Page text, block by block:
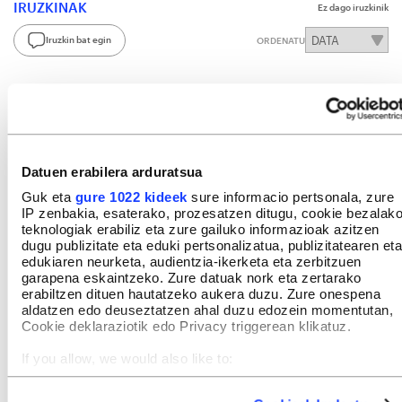
Datuen erabilera arduratsua
Guk eta gure 1022 kideek sure informacio pertsonala, zure
IP zenbakia, esaterako, prozesatzen ditugu, cookie bezalako
teknologiak erabiliz eta zure gailuko informazioak azitzen
dugu publizitate eta eduki pertsonalizatua, publizitatearen eta
edukiaren neurketa, audientzia-ikerketa eta zerbitzuen
garapena eskaintzeko. Zure datuak nork eta zertarako
erabiltzen dituen hautatzeko aukera duzu. Zure onespena
aldatzen edo deuseztatzen ahal duzu edozein momentutan,
Cookie deklaraziotik edo Privacy triggerean klikatuz.
If you allow, we would also like to:
Collect information about your geographical location
IRUZKINAK Ez dago iruzkinik
Iruzkin bat egin ORDENATU